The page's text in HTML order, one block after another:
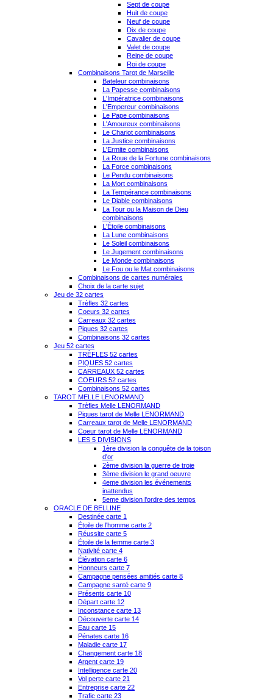
Sept de coupe
Huit de coupe
Neuf de coupe
Dix de coupe
Cavalier de coupe
Valet de coupe
Reine de coupe
Roi de coupe
Combinaisons Tarot de Marseille
Bateleur combinaisons
La Papesse combinaisons
L'Impératrice combinaisons
L'Empereur combinaisons
Le Pape combinaisons
L'Amoureux combinaisons
Le Chariot combinaisons
La Justice combinaisons
L'Ermite combinaisons
La Roue de la Fortune combinaisons
La Force combinaisons
Le Pendu combinaisons
La Mort combinaisons
La Tempérance combinaisons
Le Diable combinaisons
La Tour ou la Maison de Dieu
combinaisons
L'Étoile combinaisons
La Lune combinaisons
Le Soleil combinaisons
Le Jugement combinaisons
Le Monde combinaisons
Le Fou ou le Mat combinaisons
Combinaisons de cartes numérales
Choix de la carte sujet
Jeu de 32 cartes
Trèfles 32 cartes
Coeurs 32 cartes
Carreaux 32 cartes
Piques 32 cartes
Combinaisons 32 cartes
Jeu 52 cartes
TRÈFLES 52 cartes
PIQUES 52 cartes
CARREAUX 52 cartes
COEURS 52 cartes
Combinaisons 52 cartes
TAROT MELLE LENORMAND
Trèfles Melle LENORMAND
Piques tarot de Melle LENORMAND
Carreaux tarot de Melle LENORMAND
Coeur tarot de Melle LENORMAND
LES 5 DIVISIONS
1ère division la conquête de la toison
d'or
2ème division la guerre de troie
3ème division le grand oeuvre
4eme division les événements
inattendus
5eme division l'ordre des temps
ORACLE DE BELLINE
Destinée carte 1
Étoile de l'homme carte 2
Réussite carte 5
Étoile de la femme carte 3
Nativité carte 4
Élévation carte 6
Honneurs carte 7
Campagne pensées amitiés carte 8
Campagne santé carte 9
Présents carte 10
Départ carte 12
Inconstance carte 13
Découverte carte 14
Eau carte 15
Pénates carte 16
Maladie carte 17
Changement carte 18
Argent carte 19
Intelligence carte 20
Vol perte carte 21
Entreprise carte 22
Trafic carte 23